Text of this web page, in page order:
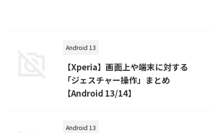
Android 13
【Xperia】画面上や端末に対する
「ジェスチャー操作」まとめ
【Android 13/14】
Android 13